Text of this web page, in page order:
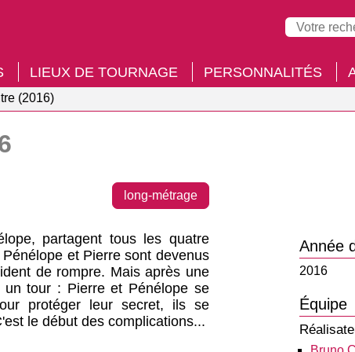
LIEUX DE TOURNAGE PERSONNALITÉS
(2016)
long-métrage
partagent tous les quatre
et Pierre sont devenus
de rompre. Mais après une
tour : Pierre et Pénélope se
protéger leur secret, ils se
le début des complications...
Année
2016
Équipe